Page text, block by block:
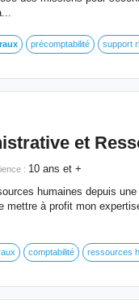
précomptabilité support
et
: 10 ans et +
humaines depuis
à profit mon
comptabilité ressources